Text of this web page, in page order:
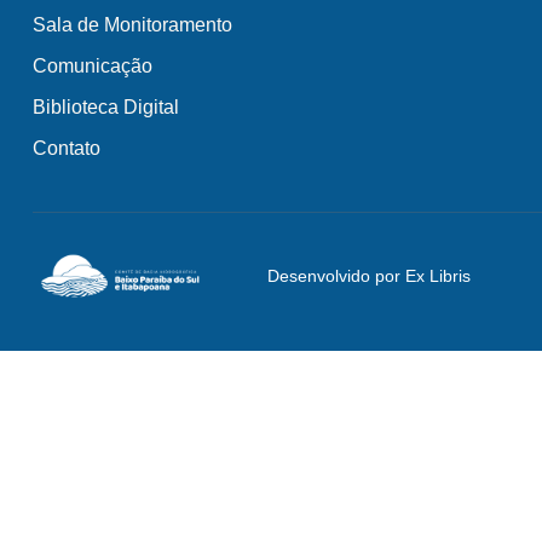
Sala de Monitoramento
Comunicação
Biblioteca Digital
Contato
Desenvolvido por Ex Libris